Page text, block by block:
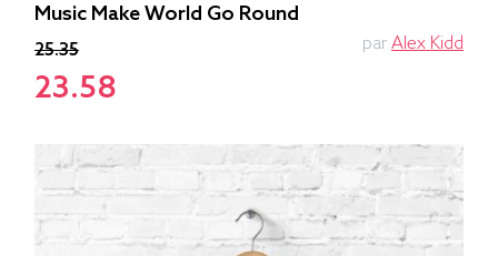
Music Make World Go Round
25.35
23.58
par Alex Kidd